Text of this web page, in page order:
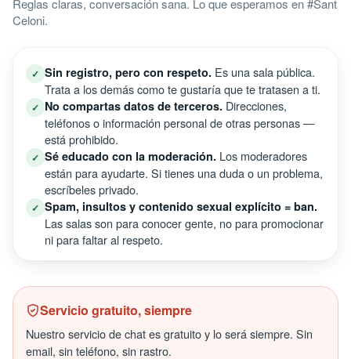
Reglas claras, conversación sana. Lo que esperamos en #Sant
Celoni.
✓ Sin registro, pero con respeto. Es una sala pública.
Trata a los demás como te gustaría que te tratasen a ti.
✓ No compartas datos de terceros. Direcciones,
teléfonos o información personal de otras personas —
está prohibido.
✓ Sé educado con la moderación. Los moderadores
están para ayudarte. Si tienes una duda o un problema,
escríbeles privado.
✓ Spam, insultos y contenido sexual explícito = ban.
Las salas son para conocer gente, no para promocionar
ni para faltar al respeto.
Servicio gratuito, siempre
Nuestro servicio de chat es gratuito y lo será siempre. Sin
email, sin teléfono, sin rastro.